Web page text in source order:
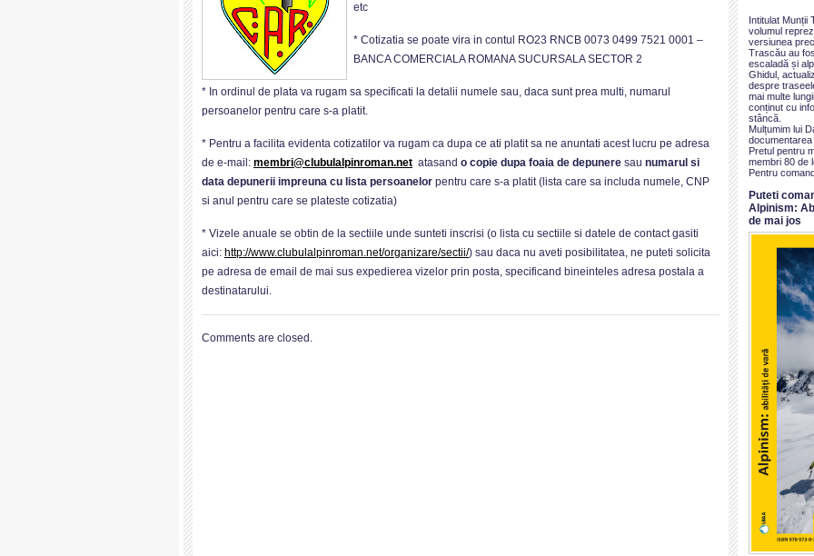
etc
* Cotizatia se poate vira in contul RO23 RNCB 0073 0499 7521 0001 –
BANCA COMERCIALA ROMANA SUCURSALA SECTOR 2
* In ordinul de plata va rugam sa specificati la detalii numele sau, daca sunt prea multi, numarul
persoanelor pentru care s-a platit.
* Pentru a facilita evidenta cotizatilor va rugam ca dupa ce ati platit sa ne anuntati acest lucru pe adresa
de e-mail: membri@clubulalpinroman.net atasand o copie dupa foaia de depunere sau numarul si
data depunerii impreuna cu lista persoanelor pentru care s-a platit (lista care sa includa numele, CNP
si anul pentru care se plateste cotizatia)
* Vizele anuale se obtin de la sectiile unde sunteti inscrisi (o lista cu sectiile si datele de contact gasiti
aici: http://www.clubulalpinroman.net/organizare/sectii/) sau daca nu aveti posibilitatea, ne puteti solicita
pe adresa de email de mai sus expedierea vizelor prin posta, specificand bineinteles adresa postala a
destinatarului.
Comments are closed.
Intitulat Munții
volumul
versiunea
Trascău au
escaladă și
Ghidul,
despre
mai multe
conținut cu
stâncă.
Mulțumim lui
Pretul pentru
membri 80 de
Pentru
Puteti
Alpinism:
de mai jos